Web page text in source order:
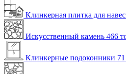
Клинкерная плитка для
Искусственный камень 466
Клинкерные подоконники